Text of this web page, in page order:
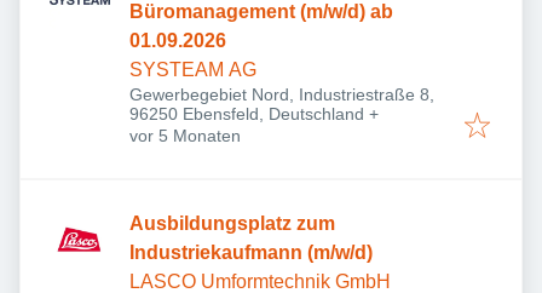
Büromanagement (m/w/d) ab
01.09.2026
SYSTEAM AG
Gewerbegebiet Nord, Industriestraße 8,
96250 Ebensfeld, Deutschland +
Veröffentlicht:
vor 5 Monaten
Ausbildungsplatz zum
Industriekaufmann (m/w/d)
LASCO Umformtechnik GmbH